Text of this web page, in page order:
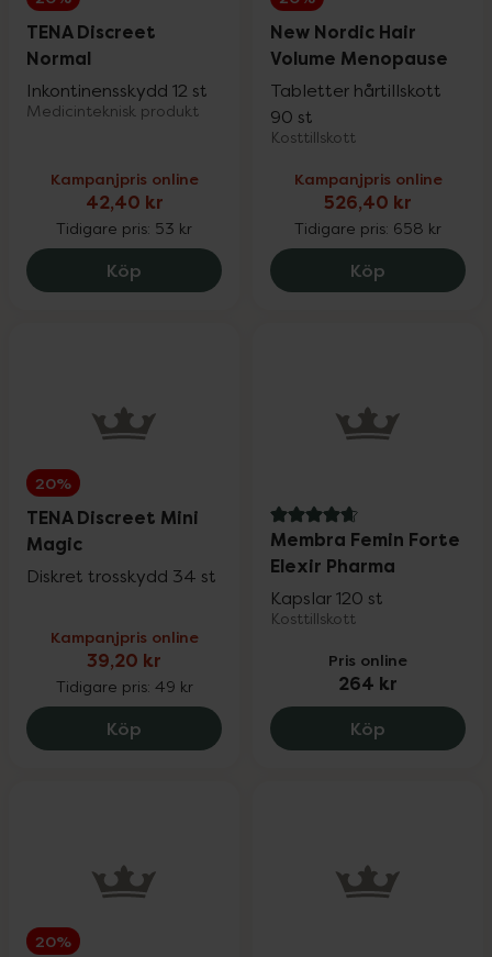
TENA Discreet
Normal
Inkontinensskydd 12 st
Medicinteknisk produkt
Kampanjpris online
42,40 kr
Tidigare pris: 53 kr
Köp TENA Discreet Normal, 42.4 kr.
New Nordic Hair
Volume Menopause
Tabletter hårtillskott
90 st
Kosttillskott
Kampanjpris online
526,40 kr
Tidigare pris: 658 kr
Köp New
20%
TENA Discreet Mini
Magic
Diskret trosskydd 34 st
Kampanjpris online
39,20 kr
Tidigare pris: 49 kr
Köp TENA Discreet Mini Magic, 39.2 kr.
4.7 av 5 i omdöme
Membra Femin Forte
Elexir Pharma
Kapslar 120 st
Kosttillskott
Pris online
264 kr
Köp Membra
20%